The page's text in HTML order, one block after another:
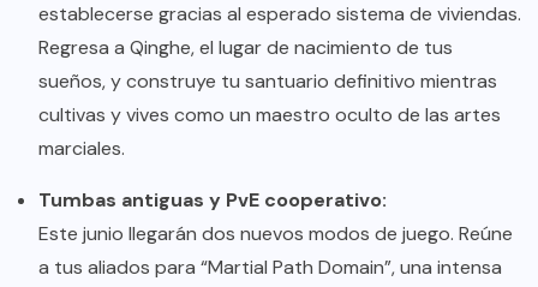
establecerse gracias al esperado sistema de viviendas.
Regresa a Qinghe, el lugar de nacimiento de tus
sueños, y construye tu santuario definitivo mientras
cultivas y vives como un maestro oculto de las artes
marciales.
Tumbas antiguas y PvE cooperativo:
Este junio llegarán dos nuevos modos de juego. Reúne
a tus aliados para “Martial Path Domain”, una intensa